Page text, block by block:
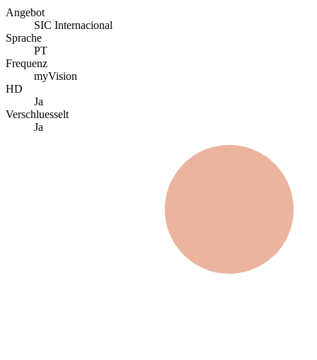
Angebot
SIC Internacional
Sprache
PT
Frequenz
myVision
HD
Ja
Verschluesselt
Ja